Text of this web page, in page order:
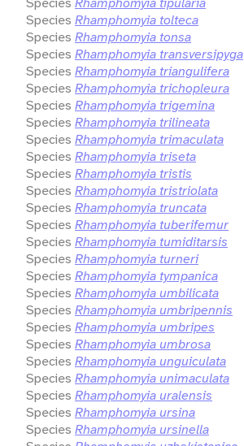
Species Rhamphomyia tolteca
Species Rhamphomyia tonsa
Species Rhamphomyia transversipyga
Species Rhamphomyia triangulifera
Species Rhamphomyia trichopleura
Species Rhamphomyia trigemina
Species Rhamphomyia trilineata
Species Rhamphomyia trimaculata
Species Rhamphomyia triseta
Species Rhamphomyia tristis
Species Rhamphomyia tristriolata
Species Rhamphomyia truncata
Species Rhamphomyia tuberifemur
Species Rhamphomyia tumiditarsis
Species Rhamphomyia turneri
Species Rhamphomyia tympanica
Species Rhamphomyia umbilicata
Species Rhamphomyia umbripennis
Species Rhamphomyia umbripes
Species Rhamphomyia umbrosa
Species Rhamphomyia unguiculata
Species Rhamphomyia unimaculata
Species Rhamphomyia uralensis
Species Rhamphomyia ursina
Species Rhamphomyia ursinella